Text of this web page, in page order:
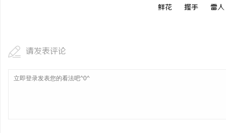
鲜花 握手 雷人
请发表评论